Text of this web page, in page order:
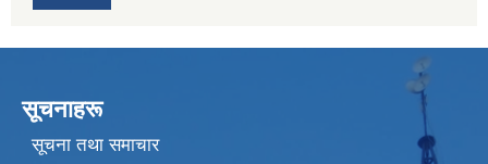
सूचनाहरू
सूचना तथा समाचार